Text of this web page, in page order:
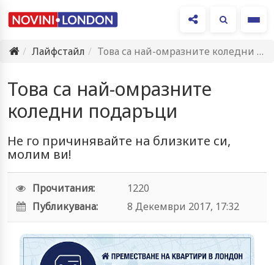
Лайфстайл
Това са най-омразните коледни подаръци
Това са най-омразните
коледни подаръци
Не го причинявайте на близките си,
молим ви!
Прочитания:
1220
Публикувана:
8 Декември 2017, 17:32